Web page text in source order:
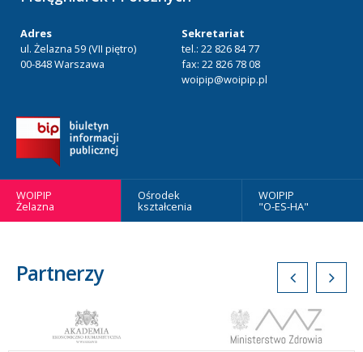
Adres
ul. Żelazna 59 (VII piętro)
00-848 Warszawa
Sekretariat
tel.: 22 826 84 77
fax: 22 826 78 08
woipip@woipip.pl
WOIPIP
Żelazna
Ośrodek
kształcenia
WOIPIP
"O-ES-HA"
Partnerzy